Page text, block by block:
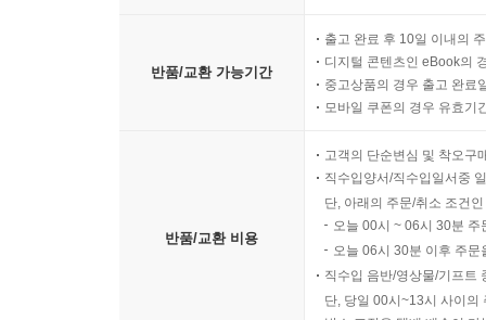
반품/교환 가능기간
출고 완료 후 10일 이내의
디지털 콘텐츠인 eBook의
중고상품의 경우 출고 완료
모바일 쿠폰의 경우 유효기
반품/교환 비용
고객의 단순변심 및 착오구
직수입양서/직수입일서중
단, 아래의 주문/취소 조건
오늘 00시 ~ 06시 30분
오늘 06시 30분 이후 주
직수입 음반/영상물/기프트
단, 당일 00시~13시 사이의